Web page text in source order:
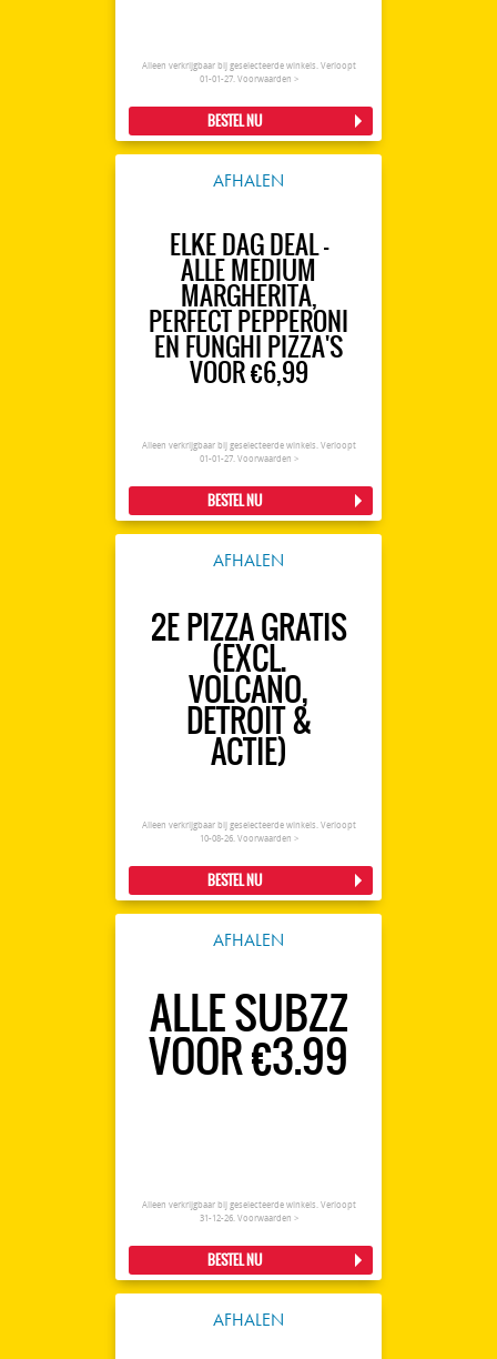
Alleen verkrijgbaar bij geselecteerde winkels. Verloopt
01-01-27. Voorwaarden >
BESTEL NU
AFHALEN
ELKE DAG DEAL -
ALLE MEDIUM
MARGHERITA,
PERFECT PEPPERONI
EN FUNGHI PIZZA'S
VOOR €6,99
Alleen verkrijgbaar bij geselecteerde winkels. Verloopt
01-01-27. Voorwaarden >
BESTEL NU
AFHALEN
2E PIZZA GRATIS
(EXCL.
VOLCANO,
DETROIT &
ACTIE)
Alleen verkrijgbaar bij geselecteerde winkels. Verloopt
10-08-26. Voorwaarden >
BESTEL NU
AFHALEN
ALLE SUBZZ
VOOR €3.99
Alleen verkrijgbaar bij geselecteerde winkels. Verloopt
31-12-26. Voorwaarden >
BESTEL NU
AFHALEN